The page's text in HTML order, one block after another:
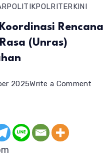
POLITIKPOLRITERKINI
Rencana
(Unras)
2025Write a Comment